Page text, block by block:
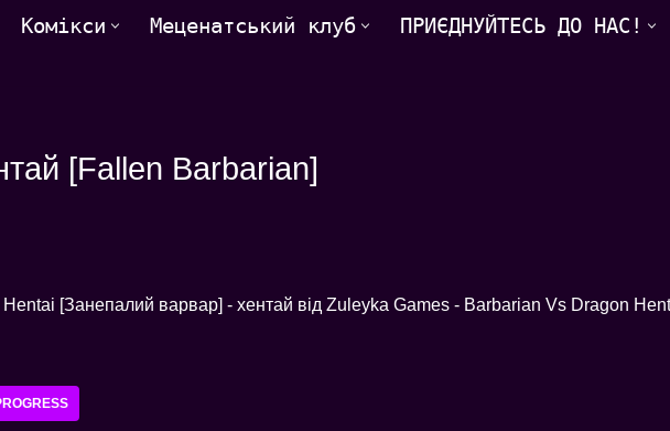
Комікси Меценатський клуб
ПРИЄДНУЙТЕСЬ ДО НАС!
[Fallen Barbarian]